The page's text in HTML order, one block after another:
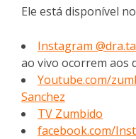
Ele está disponível
Instagram
ao vivo ocorrem aos
Youtube.com/
Sanchez
TV Zumbido
facebook.com/